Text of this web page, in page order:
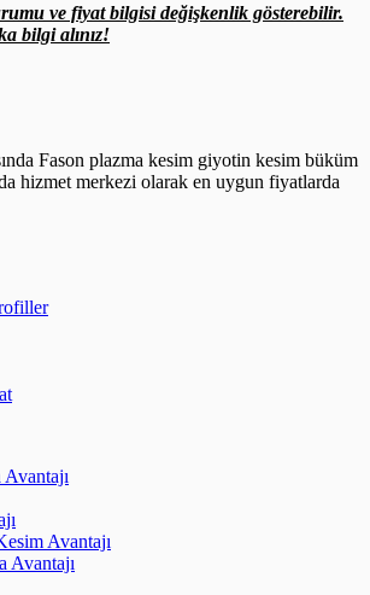
ve fiyat bilgisi değişkenlik gösterebilir.
bilgi alınız!
Fason plazma kesim giyotin kesim büküm
hizmet merkezi olarak en uygun fiyatlarda
Avantajı
Avantajı